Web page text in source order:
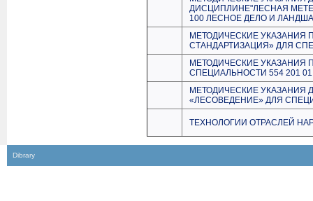
ДИСЦИПЛИНЕ"ЛЕСНАЯ
100 ЛЕСНОЕ ДЕЛО И
МЕТОДИЧЕСКИЕ УКАЗАНИЯ
СТАНДАРТИЗАЦИЯ» ДЛЯ
МЕТОДИЧЕСКИЕ
СПЕЦИАЛЬНОСТИ 554 201
МЕТОДИЧЕСКИЕ УКАЗАНИЯ
«ЛЕСОВЕДЕНИЕ» ДЛЯ
ТЕХНОЛОГИИ ОТРАСЛЕЙ
Dibrary